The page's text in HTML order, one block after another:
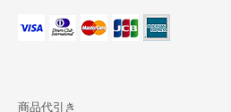
商品代引き